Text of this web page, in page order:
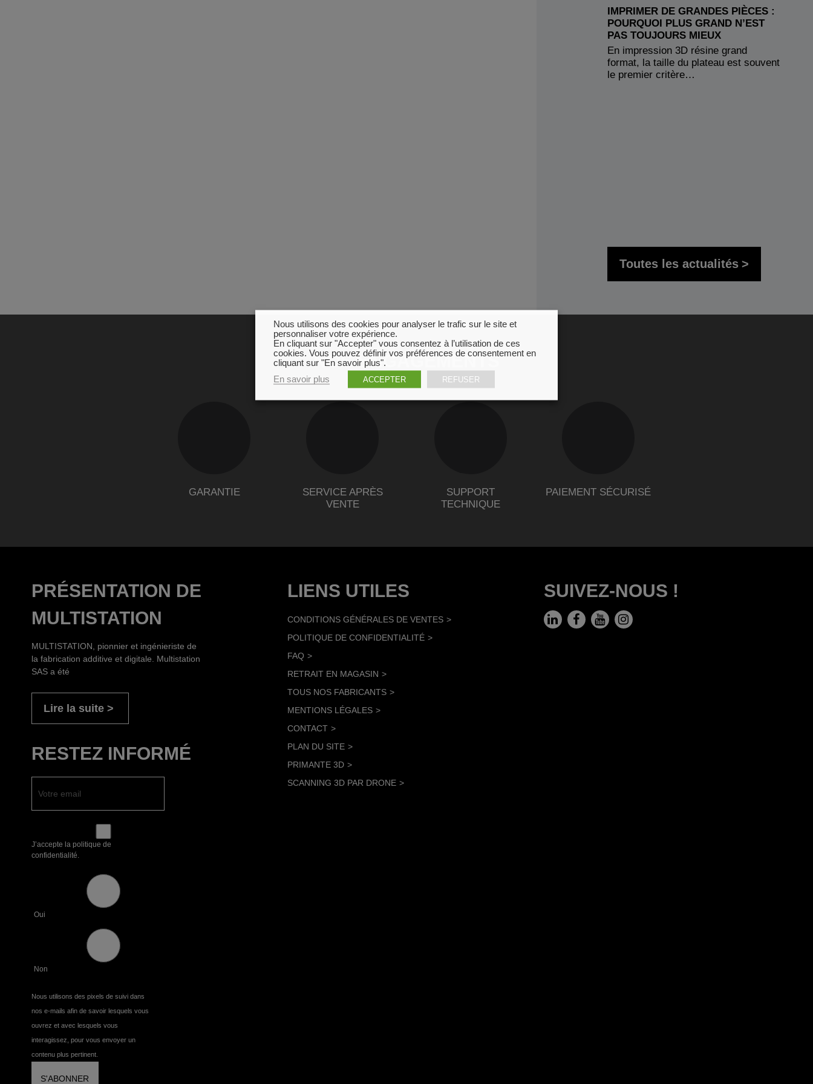
IMPRIMER DE GRANDES PIÈCES :
POURQUOI PLUS GRAND N’EST
PAS TOUJOURS MIEUX
En impression 3D résine grand
format, la taille du plateau est souvent
le premier critère…
Toutes les actualités
NOS ENGAGEMENTS
GARANTIE
SERVICE APRÈS
VENTE
SUPPORT
TECHNIQUE
PAIEMENT SÉCURISÉ
PRÉSENTATION DE
MULTISTATION
MULTISTATION, pionnier et ingénieriste de
la fabrication additive et digitale. Multistation
SAS a été
Lire la suite
RESTEZ INFORMÉ
J’accepte la politique de
confidentialité.
Oui
Non
Nous utilisons des pixels de suivi dans
nos e-mails afin de savoir lesquels vous
ouvrez et avec lesquels vous
interagissez, pour vous envoyer un
contenu plus pertinent.
LIENS UTILES
CONDITIONS GÉNÉRALES DE VENTES
POLITIQUE DE CONFIDENTIALITÉ
FAQ
RETRAIT EN MAGASIN
TOUS NOS FABRICANTS
MENTIONS LÉGALES
CONTACT
PLAN DU SITE
PRIMANTE 3D
SCANNING 3D PAR DRONE
SUIVEZ-NOUS !
Nous utilisons des cookies pour analyser le trafic sur le site et
personnaliser votre expérience.
En cliquant sur "Accepter" vous consentez à l’utilisation de ces
cookies. Vous pouvez définir vos préférences de consentement en
cliquant sur "En savoir plus".
En savoir plus
ACCEPTER REFUSER